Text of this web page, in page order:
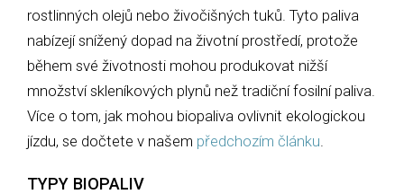
rostlinných olejů nebo živočišných tuků. Tyto paliva
nabízejí snížený dopad na životní prostředí, protože
během své životnosti mohou produkovat nižší
množství skleníkových plynů než tradiční fosilní paliva.
Více o tom, jak mohou biopaliva ovlivnit ekologickou
jízdu, se dočtete v našem předchozím článku
TYPY BIOPALIV